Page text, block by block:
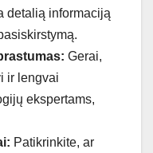
detalią informaciją
Gerai,
ir lengvai
ekspertams,
Patikrinkite, ar